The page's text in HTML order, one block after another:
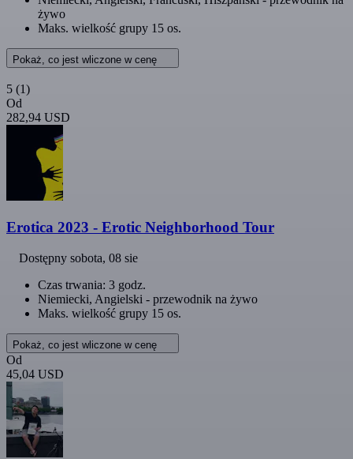
żywo
Maks. wielkość grupy 15 os.
Pokaż, co jest wliczone w cenę
5 (1)
Od
282,94 USD
Erotica 2023 - Erotic Neighborhood Tour
Dostępny sobota, 08 sie
Czas trwania: 3 godz.
Niemiecki, Angielski - przewodnik na żywo
Maks. wielkość grupy 15 os.
Pokaż, co jest wliczone w cenę
Od
45,04 USD